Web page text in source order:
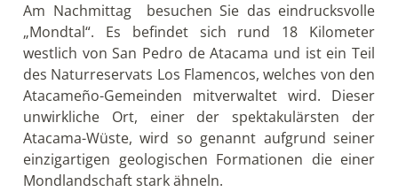
Am Nachmittag besuchen Sie das eindrucksvolle
„Mondtal“. Es befindet sich rund 18 Kilometer
westlich von San Pedro de Atacama und ist ein Teil
des Naturreservats Los Flamencos, welches von den
Atacameño-Gemeinden mitverwaltet wird. Dieser
unwirkliche Ort, einer der spektakulärsten der
Atacama-Wüste, wird so genannt aufgrund seiner
einzigartigen geologischen Formationen die einer
Mondlandschaft stark ähneln.